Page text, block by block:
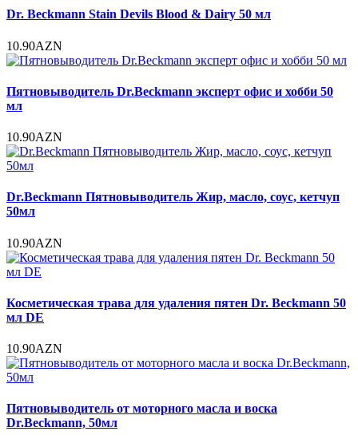
Dr. Beckmann Stain Devils Blood & Dairy 50 мл
10.90AZN
Пятновыводитель Dr.Beckmann эксперт офис и хобби 50
мл
10.90AZN
Dr.Beckmann Пятновыводитель Жир, масло, соус, кетчуп
50мл
10.90AZN
Косметическая трава для удаления пятен Dr. Beckmann 50
мл DE
10.90AZN
Пятновыводитель от моторного масла и воска
Dr.Beckmann, 50мл